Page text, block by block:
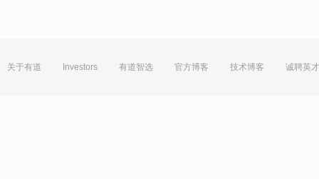
关于有道 Investors 有道智选 官方博客 技术博客 诚聘英才